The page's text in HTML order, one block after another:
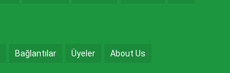
Bağlantılar Üyeler About Us